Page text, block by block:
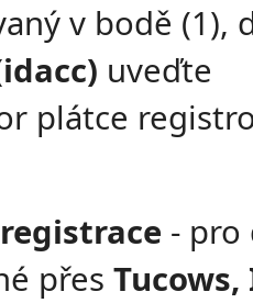
v bodě (1),
uveďte
plátce
- pro
přes Tucows,